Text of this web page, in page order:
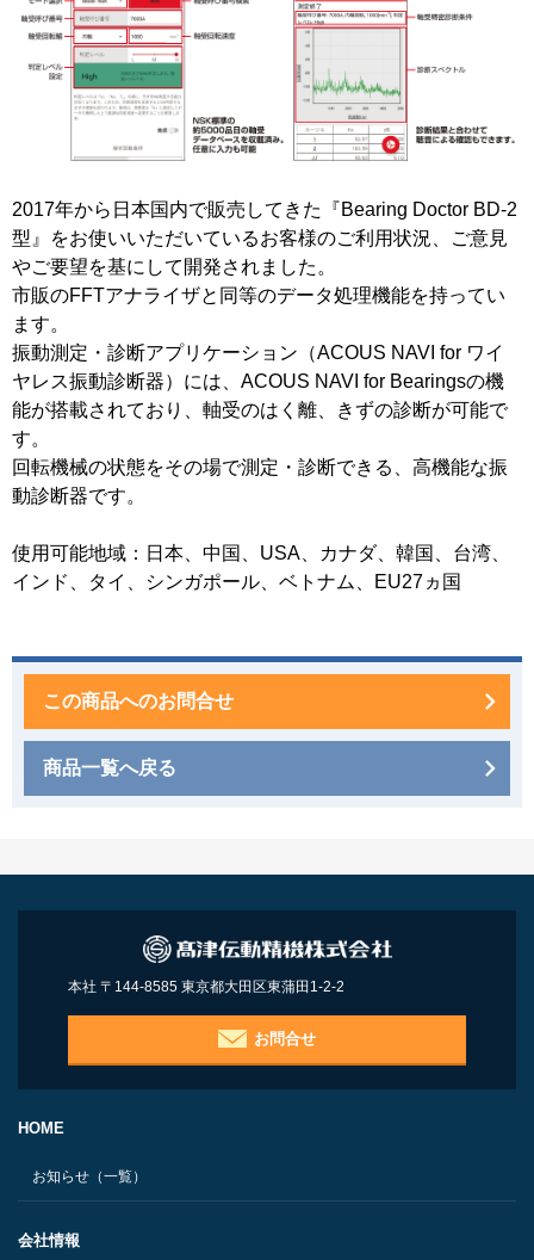
2017年から日本国内で販売してきた『Bearing Doctor BD-2
型』をお使いいただいているお客様のご利用状況、ご意見
やご要望を基にして開発されました。
市販のFFTアナライザと同等のデータ処理機能を持ってい
ます。
振動測定・診断アプリケーション（ACOUS NAVI for ワイ
ヤレス振動診断器）には、ACOUS NAVI for Bearingsの機
能が搭載されており、軸受のはく離、きずの診断が可能で
す。
回転機械の状態をその場で測定・診断できる、高機能な振
動診断器です。
使用可能地域：日本、中国、USA、カナダ、韓国、台湾、
インド、タイ、シンガポール、ベトナム、EU27ヵ国
この商品へのお問合せ
商品一覧へ戻る
本社 〒144-8585 東京都大田区東蒲田1-2-2
お問合せ
HOME
お知らせ（一覧）
会社情報